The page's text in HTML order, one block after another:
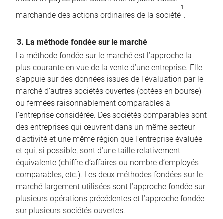
marchande des actions ordinaires de la société
1
.
3. La méthode fondée sur le marché
La méthode fondée sur le marché est l’approche la
plus courante en vue de la vente d’une entreprise. Elle
s’appuie sur des données issues de l’évaluation par le
marché d’autres sociétés ouvertes (cotées en bourse)
ou fermées raisonnablement comparables à
l’entreprise considérée. Des sociétés comparables sont
des entreprises qui œuvrent dans un même secteur
d’activité et une même région que l’entreprise évaluée
et qui, si possible, sont d’une taille relativement
équivalente (chiffre d’affaires ou nombre d’employés
comparables, etc.). Les deux méthodes fondées sur le
marché largement utilisées sont l’approche fondée sur
plusieurs opérations précédentes et l’approche fondée
sur plusieurs sociétés ouvertes.